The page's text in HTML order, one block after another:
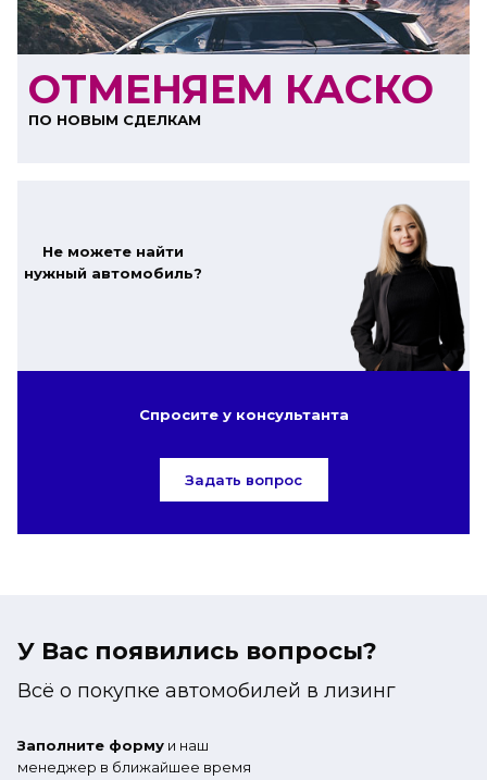
ОТМЕНЯЕМ КАСКО
ПО НОВЫМ СДЕЛКАМ
Не можете найти
нужный автомобиль?
Спросите у консультанта
Задать вопрос
У Вас появились вопросы?
Всё о покупке автомобилей в лизинг
Заполните форму и наш
менеджер в ближайшее время